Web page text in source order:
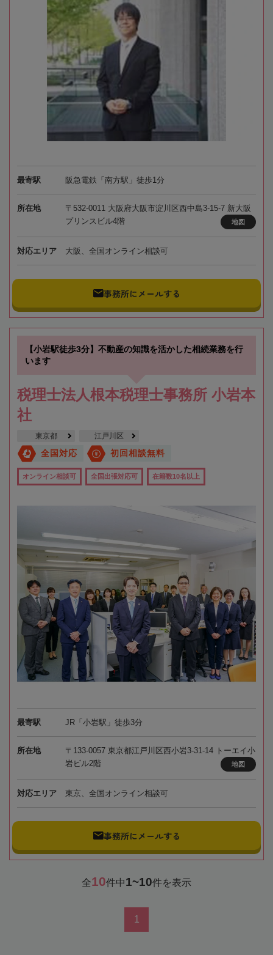
最寄駅 阪急電鉄「南方駅」徒歩1分
所在地
〒532-0011 大阪府大阪市淀川区西中島3-15-7 新大阪
プリンスビル4階
地図
対応エリア 大阪、全国オンライン相談可
事務所にメールする
【小岩駅徒歩3分】不動産の知識を活かした相続業務を行
います
税理士法人根本税理士事務所 小岩本
社
東京都 江戸川区
全国対応 初回相談無料
オンライン相談可 全国出張対応可 在籍数10名以上
最寄駅 JR「小岩駅」徒歩3分
所在地
〒133-0057 東京都江戸川区西小岩3-31-14 トーエイ小
岩ビル2階
地図
対応エリア 東京、全国オンライン相談可
事務所にメールする
全10件中1~10件を表示
1